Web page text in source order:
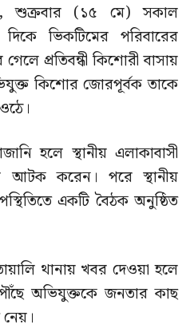
শুক্রবার (১৫ মে) সকাল
ভিকটিমের পরিবারের
প্রতিবন্ধী কিশোরী বাসায়
কিশোর জোরপূর্বক তাকে
হলে স্থানীয় এলাকাবাসী
আটক করেন। পরে স্থানীয়
একটি বৈঠক অনুষ্ঠিত
থানায় খবর দেওয়া হলে
অভিযুক্তকে জনতার কাছ